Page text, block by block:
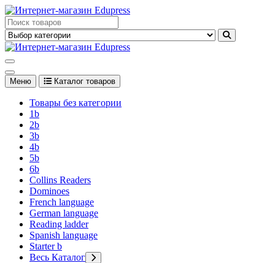
Перейти
к
содержимому
Edupress Uzbekistan, Edupress Узбекистан, книги, учебники на
английском языке
английском языке
Меню Каталог товаров
Товары без категории
1b
2b
3b
4b
5b
6b
Collins Readers
Dominoes
French language
German language
Reading ladder
Spanish language
Starter b
Весь Каталог